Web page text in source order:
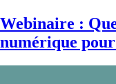
Webinaire :
numérique